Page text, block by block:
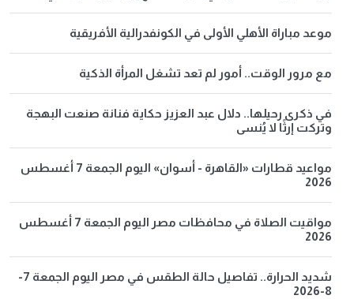
موعد مباراة الأهلي الأولى في الكونفدرالية الأفريقية
مع مرور الوقت.. أمور لم تعد تشغل المرأة الذكية
في ذكرى رحيلها.. دلال عبد العزيز حكاية فنانة صنعت البهجة
وتركت إرثًا لا يُنسى
مواعيد قطارات «القاهرة - أسوان» اليوم الجمعة 7 أغسطس
2026
مواقيت الصلاة في محافظات مصر اليوم الجمعة 7 أغسطس
2026
شديد الحرارة.. تفاصيل حالة الطقس في مصر اليوم الجمعة 7-
8-2026